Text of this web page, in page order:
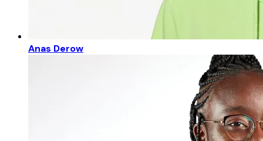
Anas Derow